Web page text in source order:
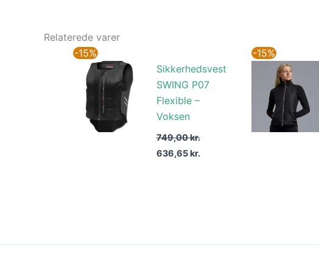
Relaterede varer
-15%
Sikkerhedsvest
SWING P07
Flexible –
Voksen
749,00kr.
pris
var:
636,65kr.
pris
er:
-15%